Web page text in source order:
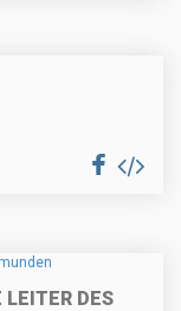
LEITER DES